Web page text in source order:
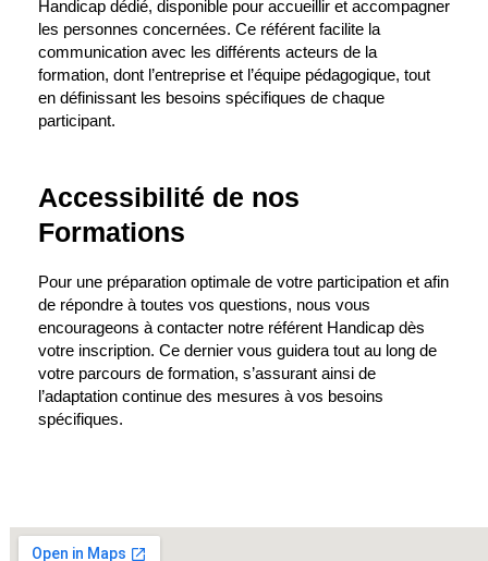
Handicap dédié, disponible pour accueillir et accompagner
les personnes concernées. Ce référent facilite la
communication avec les différents acteurs de la
formation, dont l’entreprise et l’équipe pédagogique, tout
en définissant les besoins spécifiques de chaque
participant.
Accessibilité de nos
Formations
Pour une préparation optimale de votre participation et afin
de répondre à toutes vos questions, nous vous
encourageons à contacter notre référent Handicap dès
votre inscription. Ce dernier vous guidera tout au long de
votre parcours de formation, s’assurant ainsi de
l’adaptation continue des mesures à vos besoins
spécifiques.